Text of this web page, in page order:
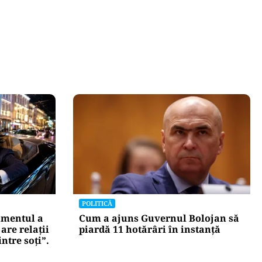
a
are relații
soți”.
POLITICĂ
Cum a ajuns Guvernul Bolojan să
piardă 11 hotărâri în instanță